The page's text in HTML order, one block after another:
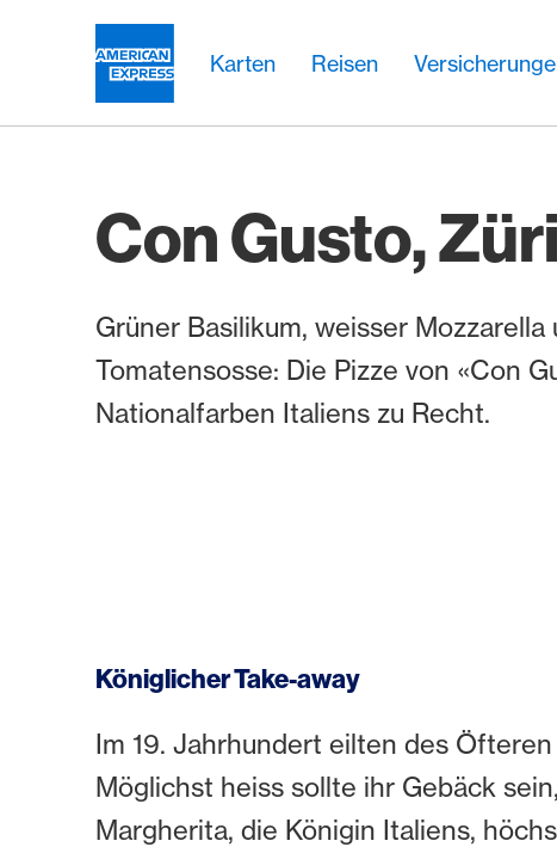
Karten Reisen
Con Gusto,
Grüner Basilikum, weisser Mozzarella
Tomatensosse: Die Pizze von «Con
Nationalfarben Italiens zu Recht.
Königlicher Take-away
Im 19. Jahrhundert eilten des
Möglichst heiss sollte ihr Gebäck
Margherita, die Königin Italiens,